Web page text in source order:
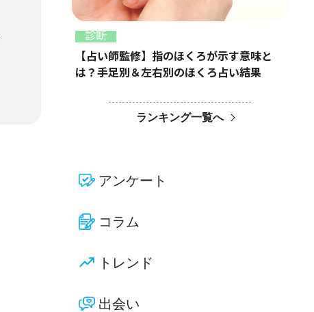
診断
【占い師監修】指のほくろが示す意味と
は？手足別＆左右別のほくろ占い結果
ランキング一覧へ
アンケート
コラム
トレンド
出会い